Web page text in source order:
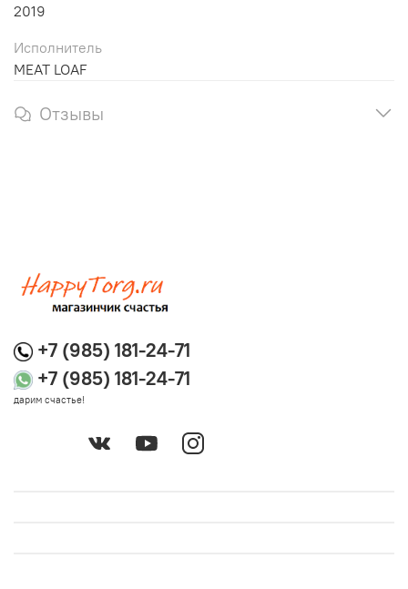
2019
Исполнитель
MEAT LOAF
Отзывы
+7 (985) 181-24-71
+7 (985) 181-24-71
дарим счастье!